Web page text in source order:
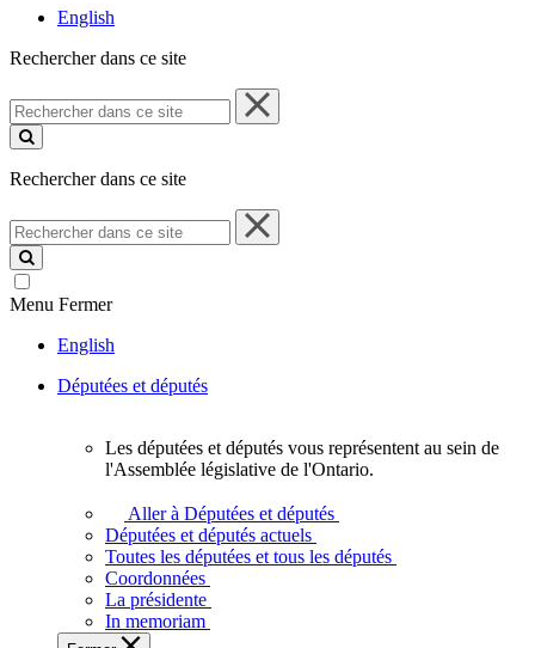
English
Rechercher dans ce site
Rechercher
dans
ce
Rechercher dans ce site
Rechercher
dans
ce
site
Menu Fermer
English
Députées et députés
députés
vous
représentent
sein
de
Les députées et députés vous représentent au sein de
l'Assemblée législative de l'Ontario.
Aller à Députées et députés
Députées et députés actuels
Toutes les députées et tous les députés
Coordonnées
La présidente
In memoriam